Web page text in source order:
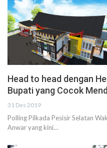
Head to head dengan
Bupati yang Cocok
31 Des 2019
Polling Pilkada Pesisir Selatan
Anwar yang kini…